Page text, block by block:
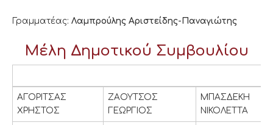
Γραμματέας: Λαμπρούλης Αριστείδης-Παναγιώτης
Μέλη Δημοτικού Συμβουλίου
Ονοματεπώνυμα
ΑΓΟΡΙΤΣΑΣ
ΧΡΗΣΤΟΣ
ΖΑΟΥΤΣΟΣ
ΓΕΩΡΓΙΟΣ
ΜΠΑΣΔΕΚΗ
ΝΙΚΟΛΕΤΤΑ